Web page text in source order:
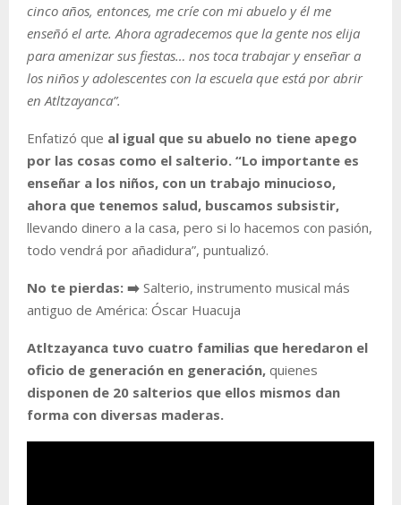
cinco años, entonces, me críe con mi abuelo y él me
enseñó el arte. Ahora agradecemos que la gente nos elija
para amenizar sus fiestas… nos toca trabajar y enseñar a
los niños y adolescentes con la escuela que está por abrir
en Atltzayanca”.
Enfatizó que al igual que su abuelo no tiene apego
por las cosas como el salterio. “Lo importante es
enseñar a los niños, con un trabajo minucioso,
ahora que tenemos salud, buscamos subsistir,
llevando dinero a la casa, pero si lo hacemos con pasión,
todo vendrá por añadidura”, puntualizó.
No te pierdas: ➡️ Salterio, instrumento musical más
antiguo de América: Óscar Huacuja
Atltzayanca tuvo cuatro familias que heredaron el
oficio de generación en generación, quienes
disponen de 20 salterios que ellos mismos dan
forma con diversas maderas.